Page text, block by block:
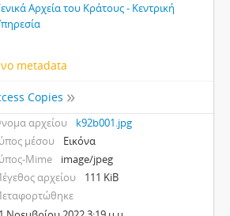
Αρχεία του Κράτους - Κεντρική
metadata
Copies
αρχείου
k92b001.jpg
μέσου
Εικόνα
Mime
image/jpeg
αρχείου
111 KiB